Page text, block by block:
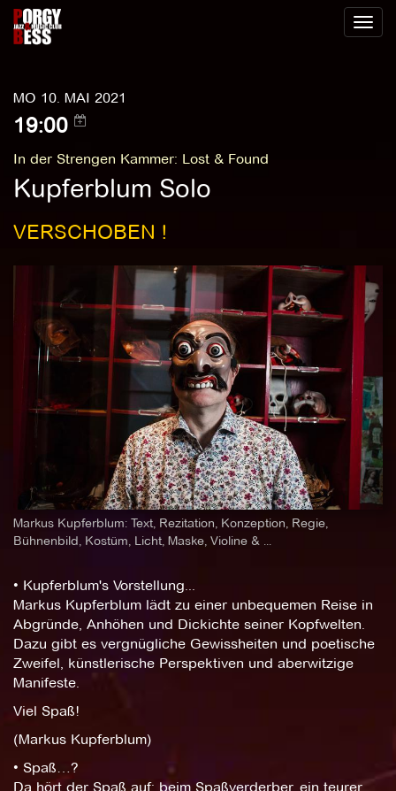
Toggle
MO 10. MAI 2021
19:00
In der Strengen Kammer: Lost & Found
Kupferblum Solo
VERSCHOBEN !
Markus Kupferblum: Text, Rezitation, Konzeption, Regie,
Bühnenbild, Kostüm, Licht, Maske, Violine & ...
• Kupferblum's Vorstellung...
Markus Kupferblum lädt zu einer unbequemen Reise in
Abgründe, Anhöhen und Dickichte seiner Kopfwelten.
Dazu gibt es vergnügliche Gewissheiten und poetische
Zweifel, künstlerische Perspektiven und aberwitzige
Manifeste.
Viel Spaß!
(Markus Kupferblum)
• Spaß…?
Da hört der Spaß auf: beim Spaßverderber, ein teurer